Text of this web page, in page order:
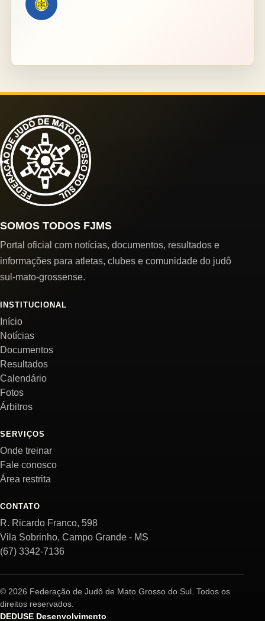
SOMOS TODOS FJMS
Portal oficial com notícias, documentos, resultados e
informações para atletas, clubes e comunidade do judô
sul-mato-grossense.
INSTITUCIONAL
Início
Notícias
Documentos
Resultados
Calendário
Fotos
Árbitros
SERVIÇOS
Onde treinar
Fale conosco
Área restrita
CONTATO
R. Ricardo Franco, 598
Vila Sobrinho, Campo Grande - MS
(67) 3342-7136
© 2026 Federação de Judô de Mato Grosso do Sul. Todos os
direitos reservados.
DEDUSE Desenvolvimento